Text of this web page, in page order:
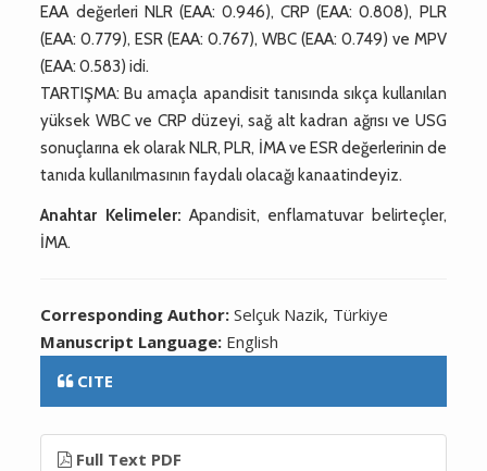
EAA değerleri NLR (EAA: 0.946), CRP (EAA: 0.808), PLR
(EAA: 0.779), ESR (EAA: 0.767), WBC (EAA: 0.749) ve MPV
(EAA: 0.583) idi.
TARTIŞMA: Bu amaçla apandisit tanısında sıkça kullanılan
yüksek WBC ve CRP düzeyi, sağ alt kadran ağrısı ve USG
sonuçlarına ek olarak NLR, PLR, İMA ve ESR değerlerinin de
tanıda kullanılmasının faydalı olacağı kanaatindeyiz.
Anahtar Kelimeler: Apandisit, enflamatuvar belirteçler,
İMA.
Corresponding Author:Selçuk Nazik, Türkiye
Manuscript Language: English
CITE
Full Text PDF